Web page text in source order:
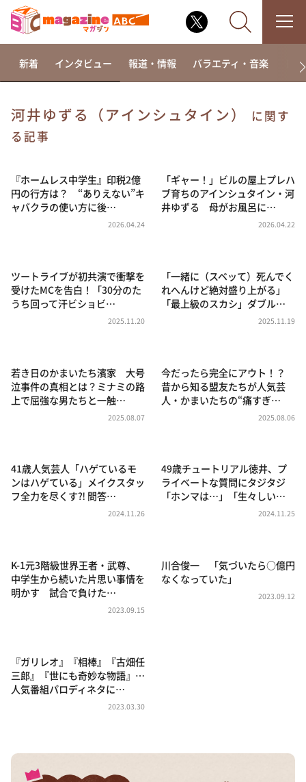
なるみ・岡村の過ぎるTV
これ余談なんですけど・・・
～人生密着トークバラエティ！～ やすとものいたっ
て真剣です
河合＆A.B.C-Z塚田×福井アナ「なんでやねん！？」
（news おかえり）
DAIGOも台所 ～きょうの献立 何にする？～
教えて！ニュースライブ 正義のミカタ
ＬＩＦＥ～夢のカタチ～
ザキ山小屋本館
ぺこぱのまるスポ
新着 インタビュー 報道・情報 バラエティ・音楽 ド
河井ゆずる（アインシュタイン）
に関す
る記事
『ホームレス中学生』印税2億
円の行方は？ “ありえない”キ
ャバクラの使い方に後…
2026.04.24
「ギャー！」ビルの屋上プレハ
ブ育ちのアインシュタイン・河
井ゆずる 母がお風呂に…
2026.04.22
ツートライブが初共演で衝撃を
受けたMCを告白！「30分のた
うち回って汗ビショビ…
2025.11.20
「一緒に（スベッて）死んでく
れへんけど絶対盛り上がる」
「最上級のスカシ」ダブル…
2025.11.19
若き日のかまいたち濱家 大号
泣事件の真相とは？ミナミの路
上で屈強な男たちと一触…
2025.08.07
今だったら完全にアウト！？
昔から知る盟友たちが人気芸
人・かまいたちの“痛すぎ…
2025.08.06
41歳人気芸人「ハゲているモ
ンはハゲている」メイクスタッ
フ全力を尽くす⁈ 問答…
2024.11.26
49歳チュートリアル徳井、プ
ライベートな質問にタジタジ
「ホンマは…」「生々しい…
2024.11.25
K-1元3階級世界王者・武尊、
中学生から続いた片思い事情を
明かす 試合で負けた…
2023.09.15
川合俊一 「気づいたら○億円
なくなっていた」
2023.09.12
『ガリレオ』『相棒』『古畑任
三郎』『世にも奇妙な物語』…
人気番組パロディネタに…
2023.03.30